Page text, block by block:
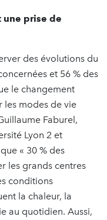
une prise de
des évolutions du
et 56 % des
le changement
les modes de vie
Faburel,
Lyon 2 et
« 30 % des
les grands centres
conditions
la chaleur, la
au quotidien. Aussi,